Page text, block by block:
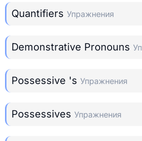
Quantifiers Упражнения
Demonstrative Pronouns
Possessive 's Упражнения
Possessives Упражнения